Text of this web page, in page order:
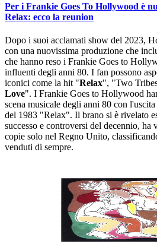
Per i Frankie Goes To Hollywood è
Relax: ecco la reunion
Dopo i suoi acclamati show del 2023,
con una nuovissima produzione che
che hanno reso i Frankie Goes to
influenti degli anni 80. I fan possono
iconici come la hit "Relax", "Two
Love". I Frankie Goes to Hollywood
scena musicale degli anni 80 con
del 1983 "Relax". Il brano si è rivelato
successo e controversi del decennio,
copie solo nel Regno Unito,
venduti di sempre.